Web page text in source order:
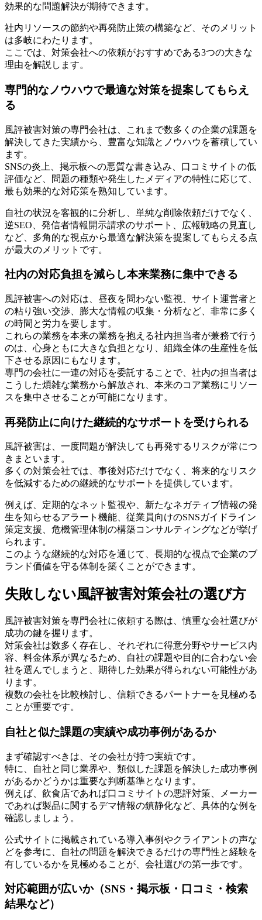
効果的な問題解決が期待できます。
社内リソースの節約や再発防止策の構築など、そのメリット
は多岐にわたります。
ここでは、対策会社への依頼がおすすめである3つの大きな
理由を解説します。
専門的なノウハウで最適な対策を提案してもらえ
る
風評被害対策の専門会社は、これまで数多くの企業の課題を
解決してきた実績から、豊富な知識とノウハウを蓄積してい
ます。
SNSの炎上、掲示板への悪質な書き込み、口コミサイトの低
評価など、問題の種類や発生したメディアの特性に応じて、
最も効果的な対応策を熟知しています。
自社の状況を客観的に分析し、単純な削除依頼だけでなく、
逆SEO、発信者情報開示請求のサポート、広報戦略の見直し
など、多角的な視点から最適な解決策を提案してもらえる点
が最大のメリットです。
社内の対応負担を減らし本来業務に集中できる
風評被害への対応は、昼夜を問わない監視、サイト運営者と
の粘り強い交渉、膨大な情報の収集・分析など、非常に多く
の時間と労力を要します。
これらの業務を本来の業務を抱える社内担当者が兼務で行う
のは、心身ともに大きな負担となり、組織全体の生産性を低
下させる原因にもなります。
専門の会社に一連の対応を委託することで、社内の担当者は
こうした煩雑な業務から解放され、本来のコア業務にリソー
スを集中させることが可能になります。
再発防止に向けた継続的なサポートを受けられる
風評被害は、一度問題が解決しても再発するリスクが常につ
きまといます。
多くの対策会社では、事後対応だけでなく、将来的なリスク
を低減するための継続的なサポートを提供しています。
例えば、定期的なネット監視や、新たなネガティブ情報の発
生を知らせるアラート機能、従業員向けのSNSガイドライン
策定支援、危機管理体制の構築コンサルティングなどが挙げ
られます。
このような継続的な対応を通じて、長期的な視点で企業のブ
ランド価値を守る体制を築くことができます。
失敗しない風評被害対策会社の選び方
風評被害対策を専門会社に依頼する際は、慎重な会社選びが
成功の鍵を握ります。
対策会社は数多く存在し、それぞれに得意分野やサービス内
容、料金体系が異なるため、自社の課題や目的に合わない会
社を選んでしまうと、期待した効果が得られない可能性があ
ります。
複数の会社を比較検討し、信頼できるパートナーを見極める
ことが重要です。
自社と似た課題の実績や成功事例があるか
まず確認すべきは、その会社が持つ実績です。
特に、自社と同じ業界や、類似した課題を解決した成功事例
があるかどうかは重要な判断基準となります。
例えば、飲食店であれば口コミサイトの悪評対策、メーカー
であれば製品に関するデマ情報の鎮静化など、具体的な例を
確認しましょう。
公式サイトに掲載されている導入事例やクライアントの声な
どを参考に、自社の問題を解決できるだけの専門性と経験を
有しているかを見極めることが、会社選びの第一歩です。
対応範囲が広いか（SNS・掲示板・口コミ・検索
結果など）